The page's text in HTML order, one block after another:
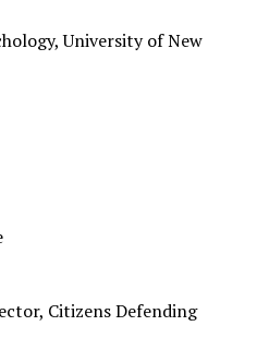
University of New
Citizens Defending